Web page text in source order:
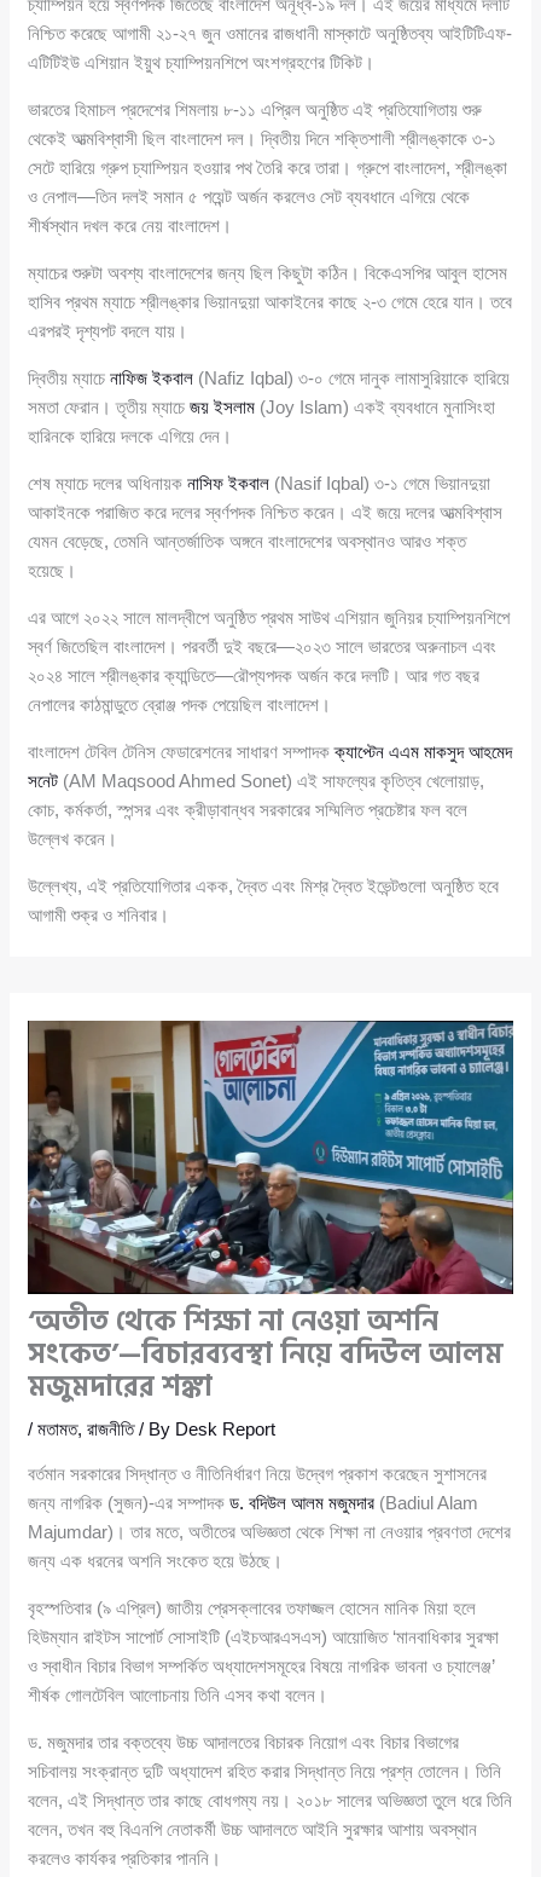
নিশ্চিত করেছে আগামী ২১-২৭ জুন ওমানের রাজধানী মাস্কাটে অনুষ্ঠিতব্য আইটিটিএফ-
এটিটিইউ এশিয়ান ইয়ুথ চ্যাম্পিয়নশিপে অংশগ্রহণের টিকিট।
ভারতের হিমাচল প্রদেশের শিমলায় ৮-১১ এপ্রিল অনুষ্ঠিত এই প্রতিযোগিতায় শুরু
থেকেই আত্মবিশ্বাসী ছিল বাংলাদেশ দল। দ্বিতীয় দিনে শক্তিশালী শ্রীলঙ্কাকে ৩-১
সেটে হারিয়ে গ্রুপ চ্যাম্পিয়ন হওয়ার পথ তৈরি করে তারা। গ্রুপে বাংলাদেশ, শ্রীলঙ্কা
ও নেপাল—তিন দলই সমান ৫ পয়েন্ট অর্জন করলেও সেট ব্যবধানে এগিয়ে থেকে
শীর্ষস্থান দখল করে নেয় বাংলাদেশ।
ম্যাচের শুরুটা অবশ্য বাংলাদেশের জন্য ছিল কিছুটা কঠিন। বিকেএসপির আবুল হাসেম
হাসিব প্রথম ম্যাচে শ্রীলঙ্কার ভিয়ানদুয়া আকাইনের কাছে ২-৩ গেমে হেরে যান। তবে
এরপরই দৃশ্যপট বদলে যায়।
দ্বিতীয় ম্যাচেনাফিজ ইকবাল (Nafiz Iqbal) ৩-০ গেমে দানুক লামাসুরিয়াকে হারিয়ে
সমতা ফেরান। তৃতীয় ম্যাচেজয় ইসলাম (Joy Islam) একই ব্যবধানে মুনাসিংহা
হারিনকে হারিয়ে দলকে এগিয়ে দেন।
শেষ ম্যাচে দলের অধিনায়কনাসিফ ইকবাল (Nasif Iqbal) ৩-১ গেমে ভিয়ানদুয়া
আকাইনকে পরাজিত করে দলের স্বর্ণপদক নিশ্চিত করেন। এই জয়ে দলের আত্মবিশ্বাস
যেমন বেড়েছে, তেমনি আন্তর্জাতিক অঙ্গনে বাংলাদেশের অবস্থানও আরও শক্ত
হয়েছে।
এর আগে ২০২২ সালে মালদ্বীপে অনুষ্ঠিত প্রথম সাউথ এশিয়ান জুনিয়র চ্যাম্পিয়নশিপে
স্বর্ণ জিতেছিল বাংলাদেশ। পরবর্তী দুই বছরে—২০২৩ সালে ভারতের অরুনাচল এবং
২০২৪ সালে শ্রীলঙ্কার ক্যান্ডিতে—রৌপ্যপদক অর্জন করে দলটি। আর গত বছর
নেপালের কাঠমান্ডুতে ব্রোঞ্জ পদক পেয়েছিল বাংলাদেশ।
বাংলাদেশ টেবিল টেনিস ফেডারেশনের সাধারণ সম্পাদকক্যাপ্টেন এএম মাকসুদ আহমেদ
সনেট (AM Maqsood Ahmed Sonet) এই সাফল্যের কৃতিত্ব খেলোয়াড়,
কোচ, কর্মকর্তা, স্পন্সর এবং ক্রীড়াবান্ধব সরকারের সম্মিলিত প্রচেষ্টার ফল বলে
উল্লেখ করেন।
উল্লেখ্য, এই প্রতিযোগিতার একক, দ্বৈত এবং মিশ্র দ্বৈত ইভেন্টগুলো অনুষ্ঠিত হবে
আগামী শুক্র ও শনিবার।
‘অতীত থেকে শিক্ষা না নেওয়া অশনি
সংকেত’—বিচারব্যবস্থা নিয়ে বদিউল আলম
মজুমদারের শঙ্কা
/মতামত,রাজনীতি/ By Desk Report
বর্তমান সরকারের সিদ্ধান্ত ও নীতিনির্ধারণ নিয়ে উদ্বেগ প্রকাশ করেছেন সুশাসনের
জন্য নাগরিক (সুজন)-এর সম্পাদকড. বদিউল আলম মজুমদার (Badiul Alam
Majumdar)। তার মতে, অতীতের অভিজ্ঞতা থেকে শিক্ষা না নেওয়ার প্রবণতা দেশের
জন্য এক ধরনের অশনি সংকেত হয়ে উঠছে।
বৃহস্পতিবার (৯ এপ্রিল) জাতীয় প্রেসক্লাবের তফাজ্জল হোসেন মানিক মিয়া হলে
হিউম্যান রাইটস সাপোর্ট সোসাইটি (এইচআরএসএস) আয়োজিত ‘মানবাধিকার সুরক্ষা
ও স্বাধীন বিচার বিভাগ সম্পর্কিত অধ্যাদেশসমূহের বিষয়ে নাগরিক ভাবনা ও চ্যালেঞ্জ’
শীর্ষক গোলটেবিল আলোচনায় তিনি এসব কথা বলেন।
ড. মজুমদার তার বক্তব্যে উচ্চ আদালতের বিচারক নিয়োগ এবং বিচার বিভাগের
সচিবালয় সংক্রান্ত দুটি অধ্যাদেশ রহিত করার সিদ্ধান্ত নিয়ে প্রশ্ন তোলেন। তিনি
বলেন, এই সিদ্ধান্ত তার কাছে বোধগম্য নয়। ২০১৮ সালের অভিজ্ঞতা তুলে ধরে তিনি
বলেন, তখন বহু বিএনপি নেতাকর্মী উচ্চ আদালতে আইনি সুরক্ষার আশায় অবস্থান
করলেও কার্যকর প্রতিকার পাননি।